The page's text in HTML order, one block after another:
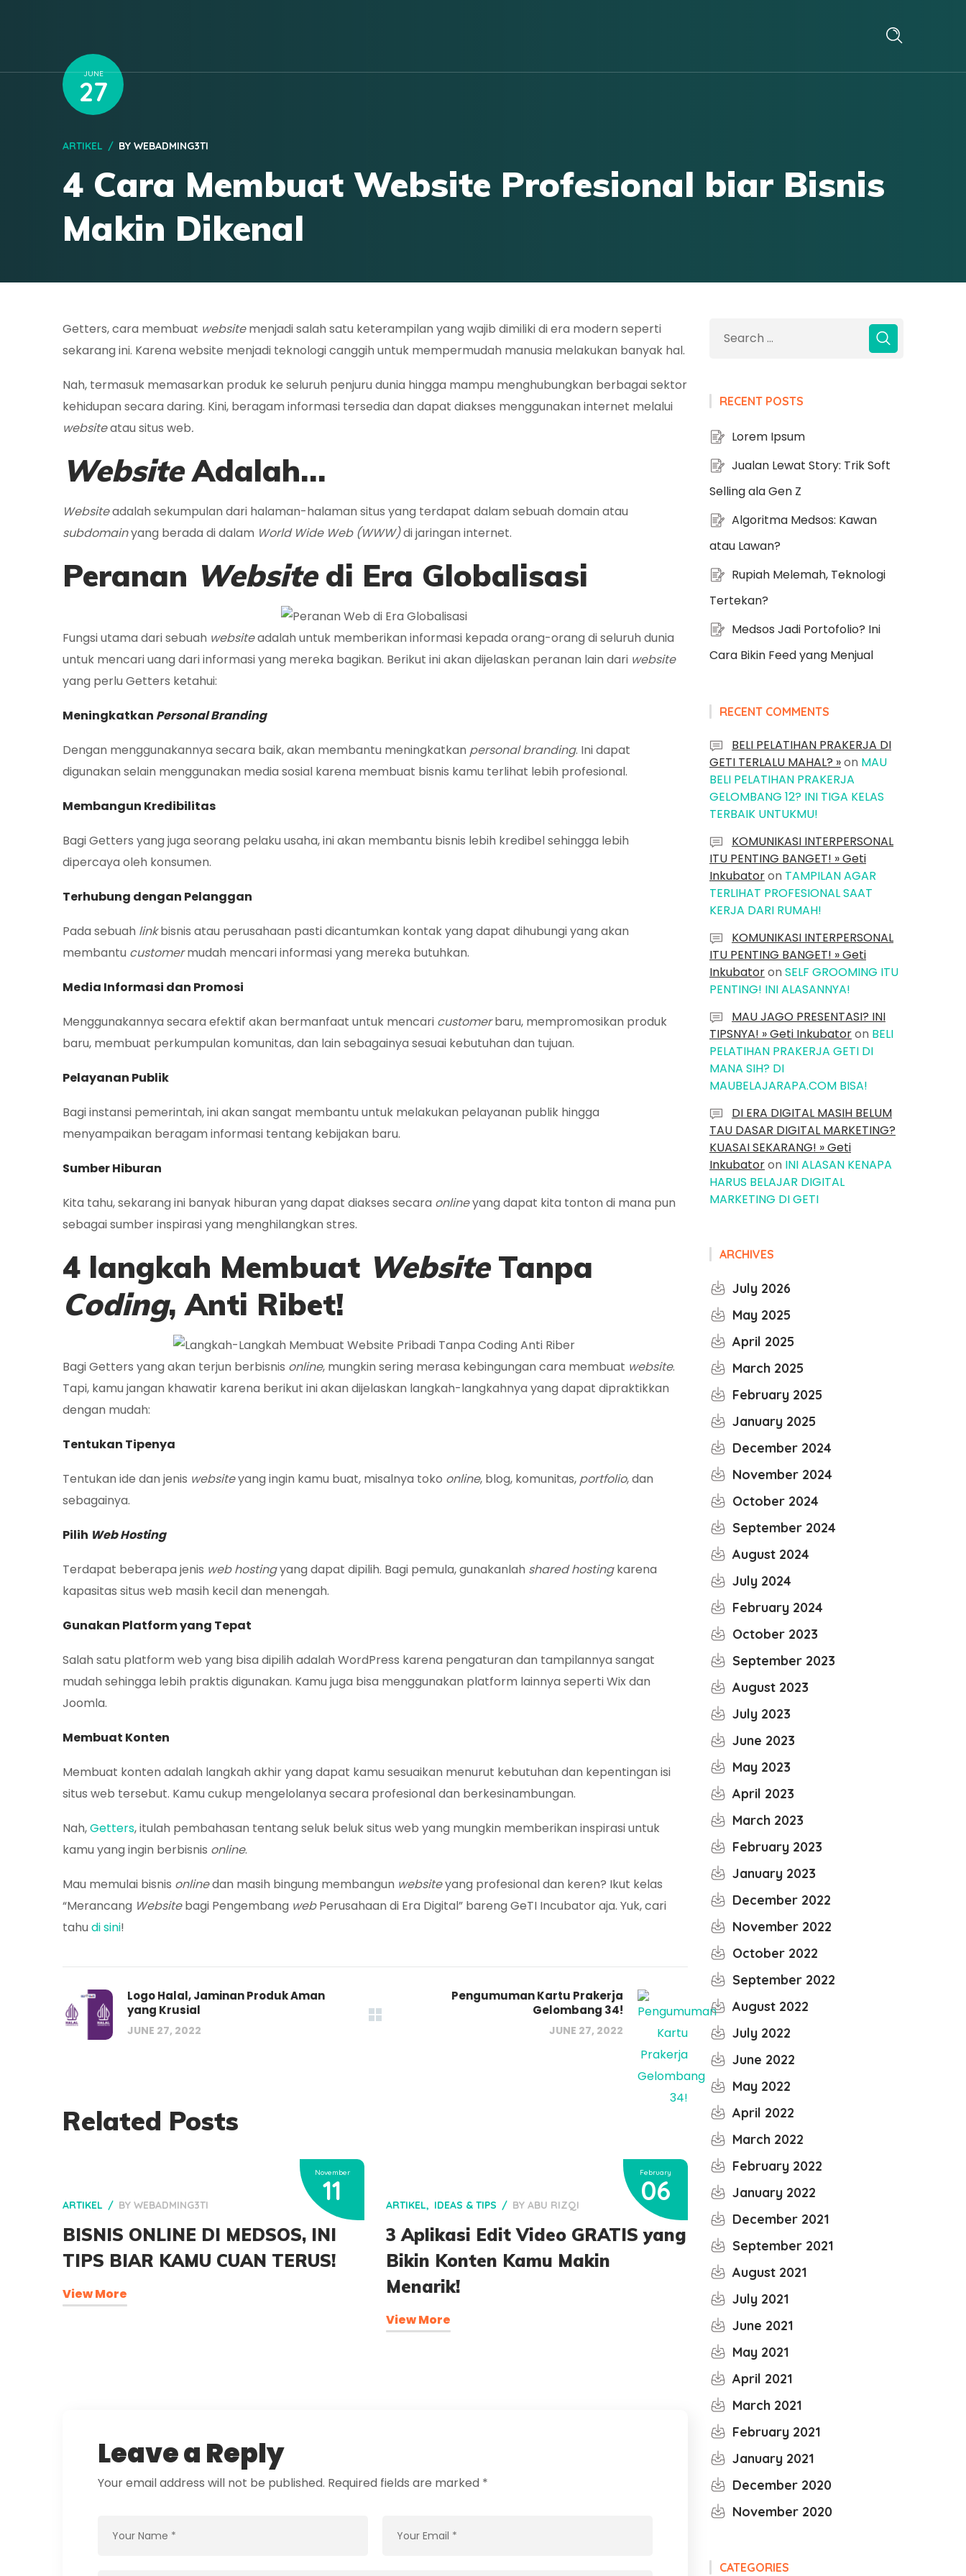
JUNE
27
ARTIKEL BY WEBADMING3TI
4 Cara Membuat Website Profesional biar Bisnis
Makin Dikenal
Getters, cara membuat websitemenjadi salah satu keterampilan yang wajib dimiliki di era modern seperti
sekarang ini. Karena website menjadi teknologi canggih untuk mempermudah manusia melakukan banyak hal.
Nah, termasuk memasarkan produk ke seluruh penjuru dunia hingga mampu menghubungkan berbagai sektor
kehidupan secara daring. Kini, beragam informasi tersedia dan dapat diakses menggunakan internet melalui
websiteatau situs web.
WebsiteAdalah…
Websiteadalah sekumpulan dari halaman-halaman situs yang terdapat dalam sebuah domain atau
subdomainyang berada di dalam World Wide Web (WWW)di jaringan internet.
Peranan Websitedi Era Globalisasi
Fungsi utama dari sebuah websiteadalah untuk memberikan informasi kepada orang-orang di seluruh dunia
untuk mencari uang dari informasi yang mereka bagikan. Berikut ini akan dijelaskan peranan lain dari website
yang perlu Getters ketahui:
Meningkatkan PersonalBranding
Dengan menggunakannya secara baik, akan membantu meningkatkan personal branding. Ini dapat
digunakan selain menggunakan media sosial karena membuat bisnis kamu terlihat lebih profesional.
Membangun Kredibilitas
Bagi Getters yang juga seorang pelaku usaha, ini akan membantu bisnis lebih kredibel sehingga lebih
dipercaya oleh konsumen.
Terhubung dengan Pelanggan
Pada sebuah linkbisnis atau perusahaan pasti dicantumkan kontak yang dapat dihubungi yang akan
membantu customermudah mencari informasi yang mereka butuhkan.
Media Informasi dan Promosi
Menggunakannya secara efektif akan bermanfaat untuk mencari customerbaru, mempromosikan produk
baru, membuat perkumpulan komunitas, dan lain sebagainya sesuai kebutuhan dan tujuan.
Pelayanan Publik
Bagi instansi pemerintah, ini akan sangat membantu untuk melakukan pelayanan publik hingga
menyampaikan beragam informasi tentang kebijakan baru.
Sumber Hiburan
Kita tahu, sekarang ini banyak hiburan yang dapat diakses secara onlineyang dapat kita tonton di mana pun
sebagai sumber inspirasi yang menghilangkan stres.
4 langkah Membuat WebsiteTanpa
Coding, Anti Ribet!
Bagi Getters yang akan terjun berbisnis online, mungkin sering merasa kebingungan cara membuat website.
Tapi, kamu jangan khawatir karena berikut ini akan dijelaskan langkah-langkahnya yang dapat dipraktikkan
dengan mudah:
Tentukan Tipenya
Tentukan ide dan jenis websiteyang ingin kamu buat, misalnya toko online, blog, komunitas, portfolio, dan
sebagainya.
Pilih Web Hosting
Terdapat beberapa jenis web hostingyang dapat dipilih. Bagi pemula, gunakanlah shared hostingkarena
kapasitas situs web masih kecil dan menengah.
Gunakan Platform yang Tepat
Salah satu platform web yang bisa dipilih adalah WordPress karena pengaturan dan tampilannya sangat
mudah sehingga lebih praktis digunakan. Kamu juga bisa menggunakan platform lainnya seperti Wix dan
Joomla.
Membuat Konten
Membuat konten adalah langkah akhir yang dapat kamu sesuaikan menurut kebutuhan dan kepentingan isi
situs web tersebut. Kamu cukup mengelolanya secara profesional dan berkesinambungan.
Nah,Getters, itulah pembahasan tentang seluk beluk situs web yang mungkin memberikan inspirasi untuk
kamu yang ingin berbisnis online.
Mau memulai bisnis onlinedan masih bingung membangun websiteyang profesional dan keren? Ikut kelas
“Merancang Websitebagi Pengembang webPerusahaan di Era Digital” bareng GeTI Incubator aja. Yuk, cari
tahu di sini!
Logo Halal, Jaminan Produk Aman
yang Krusial
JUNE 27, 2022
Pengumuman Kartu Prakerja
Gelombang 34!
JUNE 27, 2022
Related Posts
November
11
ARTIKEL BY WEBADMING3TI
BISNIS ONLINE DI MEDSOS, INI
TIPS BIAR KAMU CUAN TERUS!
View More
February
06
ARTIKEL IDEAS & TIPS BY ABU RIZQI
3 Aplikasi Edit Video GRATIS yang
Bikin Konten Kamu Makin
Menarik!
View More
Leave a Reply
Your email address will not be published. Required fields are marked *
RECENT POSTS
Lorem Ipsum
Jualan Lewat Story: Trik Soft
Selling ala Gen Z
Algoritma Medsos: Kawan
atau Lawan?
Rupiah Melemah, Teknologi
Tertekan?
Medsos Jadi Portofolio? Ini
Cara Bikin Feed yang Menjual
RECENT COMMENTS
BELI PELATIHAN PRAKERJA DI
GETI TERLALU MAHAL? »on MAU
BELI PELATIHAN PRAKERJA
GELOMBANG 12? INI TIGA KELAS
TERBAIK UNTUKMU!
KOMUNIKASI INTERPERSONAL
ITU PENTING BANGET! » Geti
Inkubatoron TAMPILAN AGAR
TERLIHAT PROFESIONAL SAAT
KERJA DARI RUMAH!
KOMUNIKASI INTERPERSONAL
ITU PENTING BANGET! » Geti
Inkubatoron SELF GROOMING ITU
PENTING! INI ALASANNYA!
MAU JAGO PRESENTASI? INI
TIPSNYA! » Geti Inkubatoron BELI
PELATIHAN PRAKERJA GETI DI
MANA SIH? DI
MAUBELAJARAPA.COM BISA!
DI ERA DIGITAL MASIH BELUM
TAU DASAR DIGITAL MARKETING?
KUASAI SEKARANG! » Geti
Inkubatoron INI ALASAN KENAPA
HARUS BELAJAR DIGITAL
MARKETING DI GETI
ARCHIVES
July 2026
May 2025
April 2025
March 2025
February 2025
January 2025
December 2024
November 2024
October 2024
September 2024
August 2024
July 2024
February 2024
October 2023
September 2023
August 2023
July 2023
June 2023
May 2023
April 2023
March 2023
February 2023
January 2023
December 2022
November 2022
October 2022
September 2022
August 2022
July 2022
June 2022
May 2022
April 2022
March 2022
February 2022
January 2022
December 2021
September 2021
August 2021
July 2021
June 2021
May 2021
April 2021
March 2021
February 2021
January 2021
December 2020
November 2020
CATEGORIES